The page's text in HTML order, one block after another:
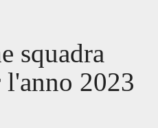
squadra
l'anno 2023